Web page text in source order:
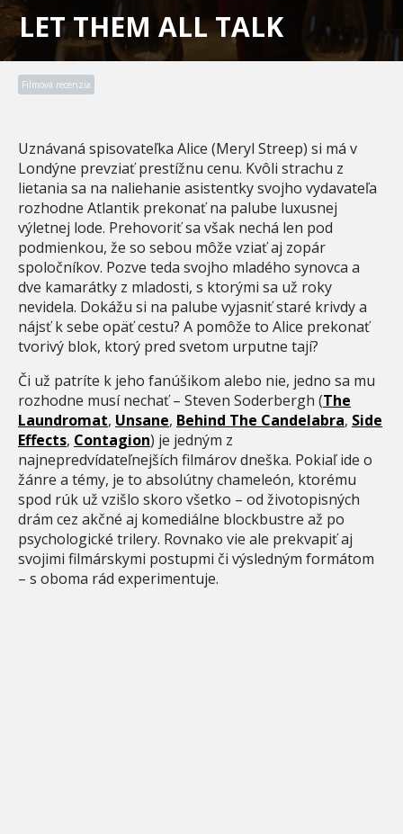
LET THEM ALL TALK
Filmová recenzia
Uznávaná spisovateľka Alice (Meryl Streep) si má v
Londýne prevziať prestížnu cenu. Kvôli strachu z
lietania sa na naliehanie asistentky svojho vydavateľa
rozhodne Atlantik prekonať na palube luxusnej
výletnej lode. Prehovoriť sa však nechá len pod
podmienkou, že so sebou môže vziať aj zopár
spoločníkov. Pozve teda svojho mladého synovca a
dve kamarátky z mladosti, s ktorými sa už roky
nevidela. Dokážu si na palube vyjasniť staré krivdy a
nájsť k sebe opäť cestu? A pomôže to Alice prekonať
tvorivý blok, ktorý pred svetom urputne tají?
Či už patríte k jeho fanúšikom alebo nie, jedno sa mu
rozhodne musí nechať – Steven Soderbergh (The
Laundromat, Unsane, Behind The Candelabra, Side
Effects, Contagion) je jedným z
najnepredvídateľnejších filmárov dneška. Pokiaľ ide o
žánre a témy, je to absolútny chameleón, ktorému
spod rúk už vzišlo skoro všetko – od životopisných
drám cez akčné aj komediálne blockbustre až po
psychologické trilery. Rovnako vie ale prekvapiť aj
svojimi filmárskymi postupmi či výsledným formátom
– s oboma rád experimentuje.